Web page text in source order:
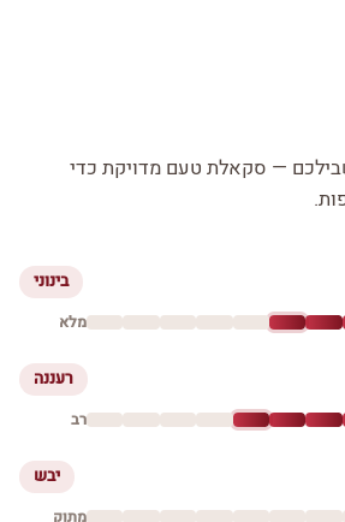
— סקאלת טעם מדויקת כדי
בינוני
מלא
רעננה
רב
יבש
מתוק